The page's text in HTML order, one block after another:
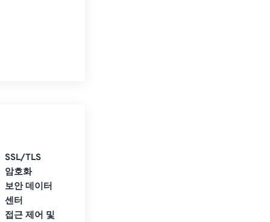
SSL/TLS
암호화
보안 데이터
센터
접근 제어 및